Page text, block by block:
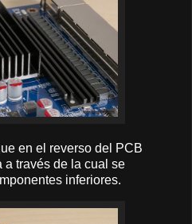
en el reverso del PCB
a través de la cual se
inferiores.